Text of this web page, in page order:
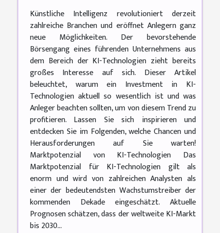
Künstliche Intelligenz revolutioniert derzeit
zahlreiche Branchen und eröffnet Anlegern ganz
neue Möglichkeiten. Der bevorstehende
Börsengang eines führenden Unternehmens aus
dem Bereich der KI-Technologien zieht bereits
großes Interesse auf sich. Dieser Artikel
beleuchtet, warum ein Investment in KI-
Technologien aktuell so wesentlich ist und was
Anleger beachten sollten, um von diesem Trend zu
profitieren. Lassen Sie sich inspirieren und
entdecken Sie im Folgenden, welche Chancen und
Herausforderungen auf Sie warten!
Marktpotenzial von KI-Technologien Das
Marktpotenzial für KI-Technologien gilt als
enorm und wird von zahlreichen Analysten als
einer der bedeutendsten Wachstumstreiber der
kommenden Dekade eingeschätzt. Aktuelle
Prognosen schätzen, dass der weltweite KI-Markt
bis 2030...